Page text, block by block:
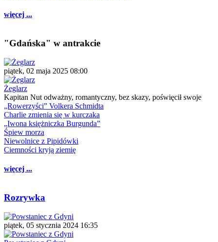
więcej ...
"Gdańska" w antrakcie
piątek, 02 maja 2025 08:00
Żeglarz
Kapitan Nut odważny, romantyczny, bez skazy, poświęcił swoje
„Rowerzyści” Volkera Schmidta
Charlie zmienia się w kurczaka
„Iwona księżniczka Burgunda”
Śpiew morza
Niewolnice z Pipidówki
Ciemności kryją ziemię
więcej ...
Rozrywka
piątek, 05 stycznia 2024 16:35